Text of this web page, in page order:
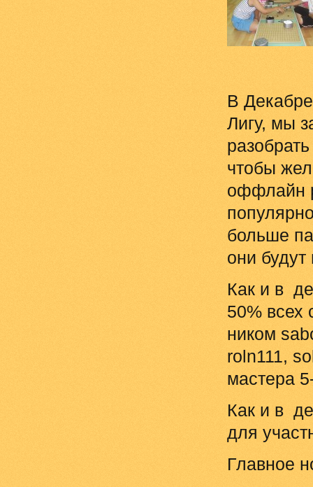
В
Лигу, мы
чтобы
оффлайн
больше
они
Как и в
50% всех
ником
roln111,
мастера
Как и в
для
Главное